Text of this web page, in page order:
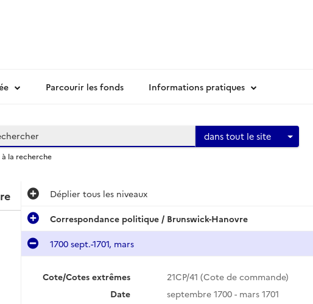
Parcourir les fonds Informations pratiques
dans tout le site
la recherche
Déplier tous les niveaux
Correspondance politique / Brunswick-Hanovre
1700 sept.-1701, mars
Cote/Cotes extrêmes
21CP/41 (Cote de commande)
Date
septembre 1700 - mars 1701